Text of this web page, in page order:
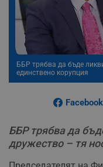
ББР трябва да бъде
единствено корупция
Facebook
ББР трябва да
дружество – тя